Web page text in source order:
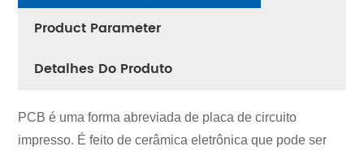
Product Parameter
Detalhes Do Produto
PCB é uma forma abreviada de placa de circuito
impresso. É feito de cerâmica eletrônica que pode ser